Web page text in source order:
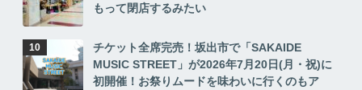
もって閉店するみたい
チケット全席完売！坂出市で「SAKAIDE
MUSIC STREET」が2026年7月20日(月・祝)に
初開催！お祭りムードを味わいに行くのもア